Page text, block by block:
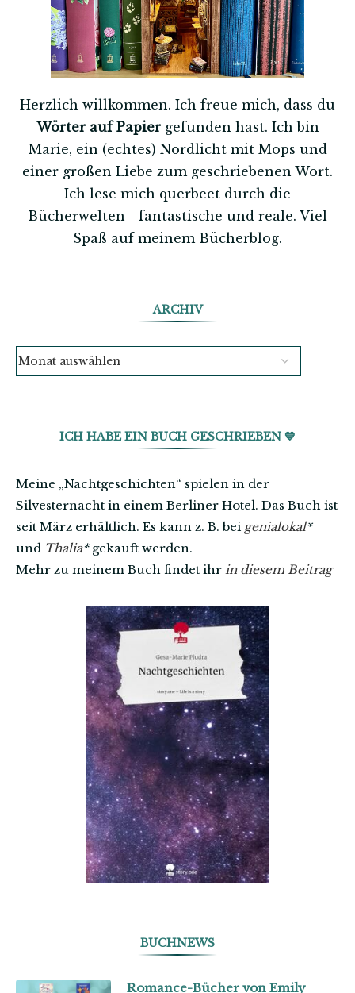
Herzlich willkommen. Ich freue mich, dass du
Wörter auf Papiergefunden hast. Ich bin
Marie, ein (echtes) Nordlicht mit Mops und
einer großen Liebe zum geschriebenen Wort.
Ich lese mich querbeet durch die
Bücherwelten - fantastische und reale. Viel
Spaß auf meinem Bücherblog.
ARCHIV
ICH HABE EIN BUCH GESCHRIEBEN 💙
Meine „Nachtgeschichten“ spielen in der
Silvesternacht in einem Berliner Hotel. Das Buch ist
seit März erhältlich. Es kann z. B. bei genialokal*
und Thalia*gekauft werden.
Mehr zu meinem Buch findet ihr in diesem Beitrag
BUCHNEWS
Romance-Bücher von Emily